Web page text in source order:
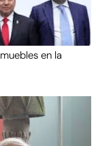
en la